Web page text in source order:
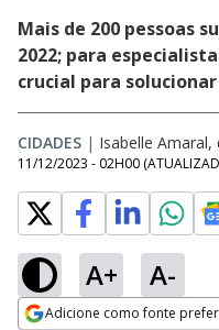
Mais de 200 pessoas
2022; para
crucial para solucionar
CIDADES | Isabelle Amaral,
11/12/2023 - 02H00
A+ A-
Adicione como fonte